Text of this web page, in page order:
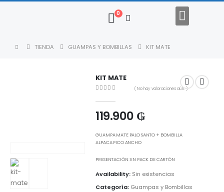
0
TIENDA GUAMPAS Y BOMBILLAS KIT MATE
KIT MATE
( No hay valoraciones aún. )
119.900 ₲
GUAMPA MATE PALO SANTO + BOMBILLA
ALPACA PICO ANCHO
PRESENTACIÓN: EN PACK DE CARTÓN
Availability: Sin existencias
Categoría: Guampas y Bombillas